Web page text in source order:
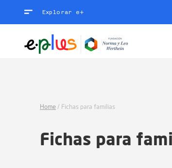
Explorar e+
Home / Fichas para familias
Fichas para